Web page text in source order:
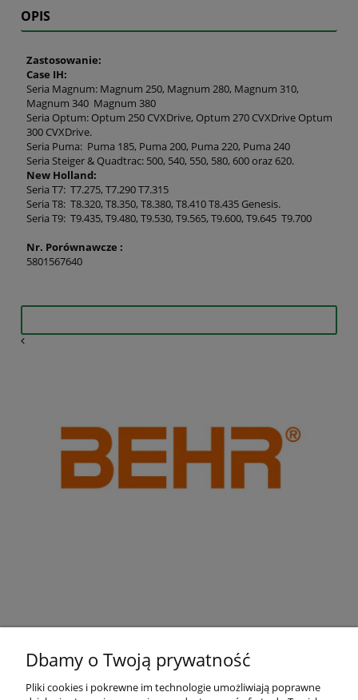
OPIS
Zastosowanie:
Case IH:
Seria Magnum: Magnum 250, Magnum 280, Magnum 310,
Magnum 340 Magnum 380
Seria Optum: Optum 250 CVXDrive, Optum 270 CVXDrive Optum
300 CVXDrive.
Seria Puma: Puma 185, Puma 200, Puma 220, Puma 240
Seria Steiger & Quadtrac: 500, 540, 550, 580, 600 oraz 620.
New Holland:
Seria T7: T7.275, T7.290 T7.315
Seria T8: T8.320, T8.350, T8.380, T8.410 T8.435 Genesis.
Seria T9: T9.435, T9.480, T9.530, T9.565, T9.600, T9.645 T9.700
Nr. Porównawcze :
5801567640
Dbamy o Twoją prywatność
Pliki cookies i pokrewne im technologie umożliwiają poprawne